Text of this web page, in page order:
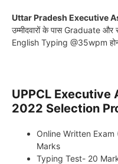
Uttar Pradesh Executive
उम्मीदवारों के पास Graduate
English Typing @35wpm
UPPCL
2022 Selection
Online Written
Marks
Typing Test- 20